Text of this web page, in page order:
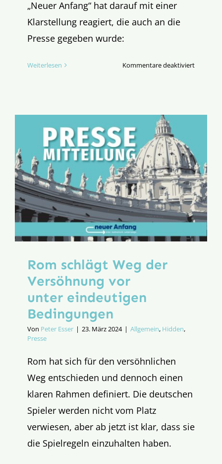
„Neuer Anfang“ hat darauf mit einer
Klarstellung reagiert, die auch an die
Presse gegeben wurde:
Weiterlesen Kommentare deaktiviertfür
Rom schlägt Weg der
Versöhnung vor
unter eindeutigen
Bedingungen
Von Peter Esser | 23. März 2024 | Allgemein, Hidden,
Presse
Rom hat sich für den versöhnlichen
Weg entschieden und dennoch einen
klaren Rahmen definiert. Die deutschen
Spieler werden nicht vom Platz
verwiesen, aber ab jetzt ist klar, dass sie
die Spielregeln einzuhalten haben.